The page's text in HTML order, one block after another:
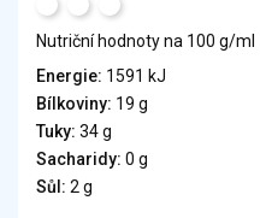
Veganské a vegetariánské
Tuky
Obiloviny, mouka, cereální
Chléb, pečivo, křehké chleby,
Nutriční hodnoty na 100 g/ml
Energie: 1591 kJ
Bílkoviny: 19 g
Tuky: 34 g
Sacharidy: 0 g
Sůl: 2 g